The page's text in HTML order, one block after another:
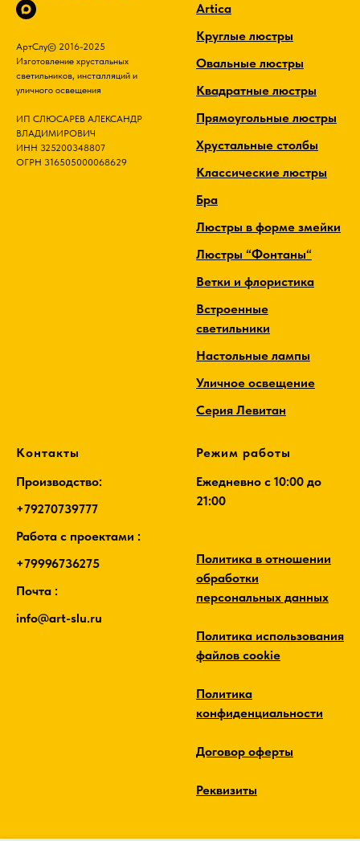
АртСлу© 2016-2025
Изготовление хрустальных
светильников, инсталляций и
уличного освещения
ИП СЛЮСАРЕВ АЛЕКСАНДР
ВЛАДИМИРОВИЧ
ИНН 325200348807
ОГРН 316505000068629
Artica
Круглые люстры
Овальные люстры
Квадратные люстры
Прямоугольные люстры
Хрустальные столбы
Классические люстры
Бра
Люстры в форме змейки
Люстры “Фонтаны“
Ветки и флористика
Встроенные
светильники
Настольные лампы
Уличное освещение
Серия Левитан
Контакты
Производство:
+79270739777
Работа с проектами :
+79996736275
Почта :
info@art-slu.ru
Режим работы
Ежедневно c 10:00 до
21:00
Политика в отношении
обработки
персональных данных
Политика использования
файлов cookie
Политика
конфиденциальности
Договор оферты
Реквизиты